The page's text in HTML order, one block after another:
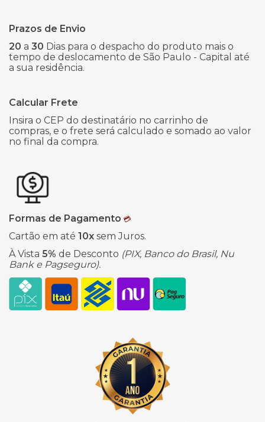
Prazos de Envio
20 a 30 Dias para o despacho do produto mais o
tempo de deslocamento de São Paulo - Capital até
a sua residência.
Calcular Frete
Insira o CEP do destinatário no carrinho de
compras, e o frete será calculado e somado ao valor
no final da compra.
Formas de Pagamento 💳
Cartão em até 10x sem Juros.
À Vista 5% de Desconto (PIX, Banco do Brasil, Nu
Bank e Pagseguro).